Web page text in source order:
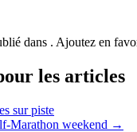
dans . Ajoutez en
les articles
sur piste
Marathon weekend →